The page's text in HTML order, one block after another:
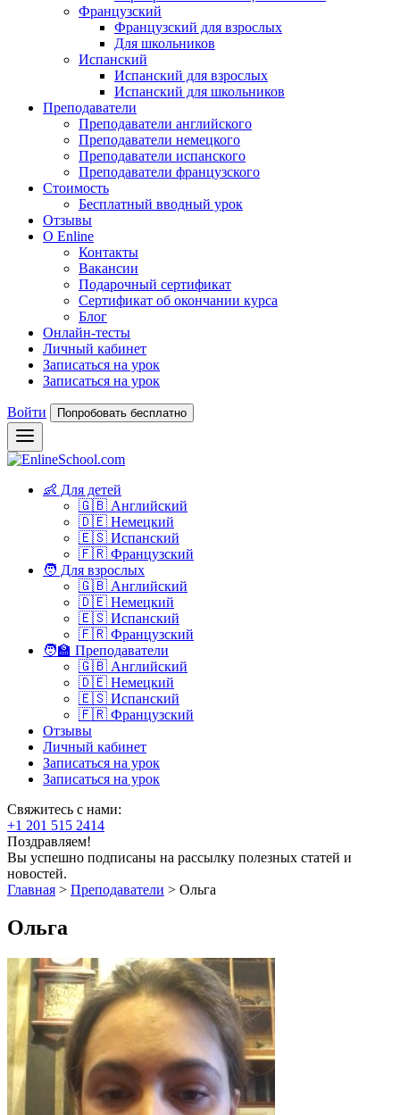
Французский
Французский для взрослых
Для школьников
Испанский
Испанский для взрослых
Испанский для школьников
Преподаватели
Преподаватели английского
Преподаватели немецкого
Преподаватели испанского
Преподаватели французского
Стоимость
Бесплатный вводный урок
Отзывы
О Enline
Контакты
Вакансии
Подарочный сертификат
Сертификат об окончании курса
Блог
Онлайн-тесты
Личный кабинет
Записаться на урок
Записаться на урок
Войти Попробовать бесплатно
👶 Для детей
🇬🇧 Английский
🇩🇪 Немецкий
🇪🇸 Испанский
🇫🇷 Французский
🧑 Для взрослых
🇬🇧 Английский
🇩🇪 Немецкий
🇪🇸 Испанский
🇫🇷 Французский
🧑‍🏫 Преподаватели
🇬🇧 Английский
🇩🇪 Немецкий
🇪🇸 Испанский
🇫🇷 Французский
Отзывы
Личный кабинет
Записаться на урок
Записаться на урок
Свяжитесь с нами:
+1 201 515 2414
Поздравляем!
Вы успешно подписаны на рассылку полезных статей и
новостей.
Главная > Преподаватели > Ольга
Ольга